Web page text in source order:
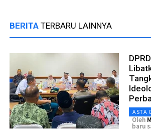
BERITA TERBARU LAINNYA
ASTA
Oleh
baru